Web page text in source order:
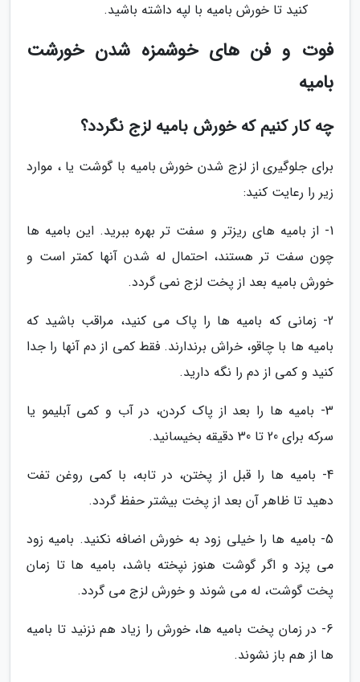
کنید تا خورش بامیه با لپه داشته باشید.
فوت و فن های خوشمزه شدن خورشت
بامیه
چه کار کنیم که خورش بامیه لزج نگردد؟
برای جلوگیری از لزج شدن خورش بامیه با گوشت یا ، موارد
زیر را رعایت کنید:
1- از بامیه های ریزتر و سفت تر بهره ببرید. این بامیه ها
چون سفت تر هستند، احتمال له شدن آنها کمتر است و
خورش بامیه بعد از پخت لزج نمی گردد.
2- زمانی که بامیه ها را پاک می کنید، مراقب باشید که
بامیه ها با چاقو، خراش برندارند. فقط کمی از دم آنها را جدا
کنید و کمی از دم را نگه دارید.
3- بامیه ها را بعد از پاک کردن، در آب و کمی آبلیمو یا
سرکه برای 20 تا 30 دقیقه بخیسانید.
4- بامیه ها را قبل از پختن، در تابه، با کمی روغن تفت
دهید تا ظاهر آن بعد از پخت بیشتر حفظ گردد.
5- بامیه ها را خیلی زود به خورش اضافه نکنید. بامیه زود
می پزد و اگر گوشت هنوز نپخته باشد، بامیه ها تا زمان
پخت گوشت، له می شوند و خورش لزج می گردد.
6- در زمان پخت بامیه ها، خورش را زیاد هم نزنید تا بامیه
ها از هم باز نشوند.